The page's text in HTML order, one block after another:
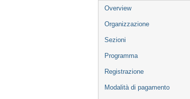
Event
menu
Overview
Organizzazione
Sezioni
Programma
Registrazione
Modalità di pagamento